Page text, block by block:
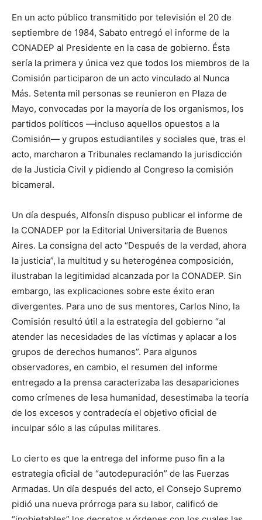
En un acto público transmitido por televisión el 20 de
septiembre de 1984, Sabato entregó el informe de la
CONADEP al Presidente en la casa de gobierno. Ésta
sería la primera y única vez que todos los miembros de la
Comisión participaron de un acto vinculado al Nunca
Más. Setenta mil personas se reunieron en Plaza de
Mayo, convocadas por la mayoría de los organismos, los
partidos políticos —incluso aquellos opuestos a la
Comisión— y grupos estudiantiles y sociales que, tras el
acto, marcharon a Tribunales reclamando la jurisdicción
de la Justicia Civil y pidiendo al Congreso la comisión
bicameral.
Un día después, Alfonsín dispuso publicar el informe de
la CONADEP por la Editorial Universitaria de Buenos
Aires. La consigna del acto “Después de la verdad, ahora
la justicia”, la multitud y su heterogénea composición,
ilustraban la legitimidad alcanzada por la CONADEP. Sin
embargo, las explicaciones sobre este éxito eran
divergentes. Para uno de sus mentores, Carlos Nino, la
Comisión resultó útil a la estrategia del gobierno “al
atender las necesidades de las víctimas y aplacar a los
grupos de derechos humanos”. Para algunos
observadores, en cambio, el resumen del informe
entregado a la prensa caracterizaba las desapariciones
como crímenes de lesa humanidad, desestimaba la teoría
de los excesos y contradecía el objetivo oficial de
inculpar sólo a las cúpulas militares.
Lo cierto es que la entrega del informe puso fin a la
estrategia oficial de “autodepuración” de las Fuerzas
Armadas. Un día después del acto, el Consejo Supremo
pidió una nueva prórroga para su labor, calificó de